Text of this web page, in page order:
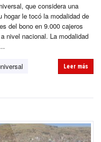
que considera una
le tocó la modalidad de
del bono en 9.000 cajeros
nivel nacional. La modalidad
Leer más